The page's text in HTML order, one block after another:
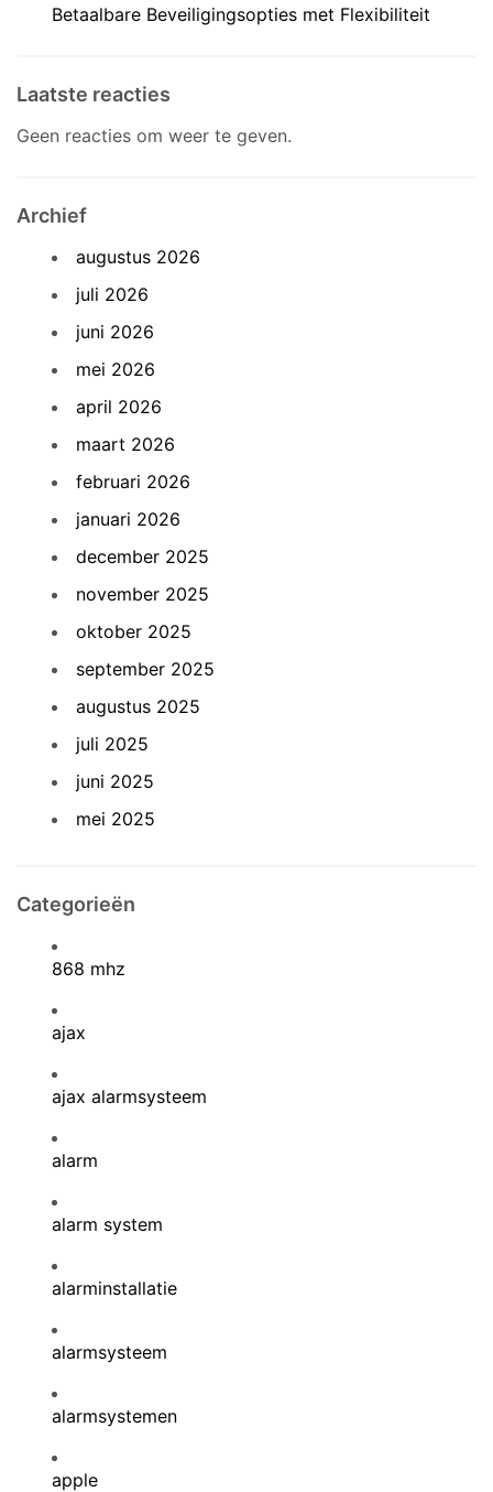
Betaalbare Beveiligingsopties met Flexibiliteit
Laatste reacties
Geen reacties om weer te geven.
Archief
augustus 2026
juli 2026
juni 2026
mei 2026
april 2026
maart 2026
februari 2026
januari 2026
december 2025
november 2025
oktober 2025
september 2025
augustus 2025
juli 2025
juni 2025
mei 2025
Categorieën
868 mhz
ajax
ajax alarmsysteem
alarm
alarm system
alarminstallatie
alarmsysteem
alarmsystemen
apple